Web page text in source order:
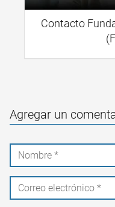
Contacto
Agregar un